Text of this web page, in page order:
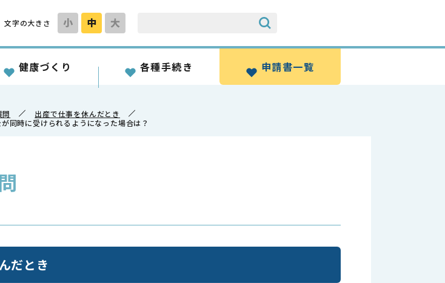
文字の大きさ 小 中 大
健康づくり 各種手続き 申請書一覧
問
出産で仕事を休んだとき
同時に受けられるようになった場合は？
だとき